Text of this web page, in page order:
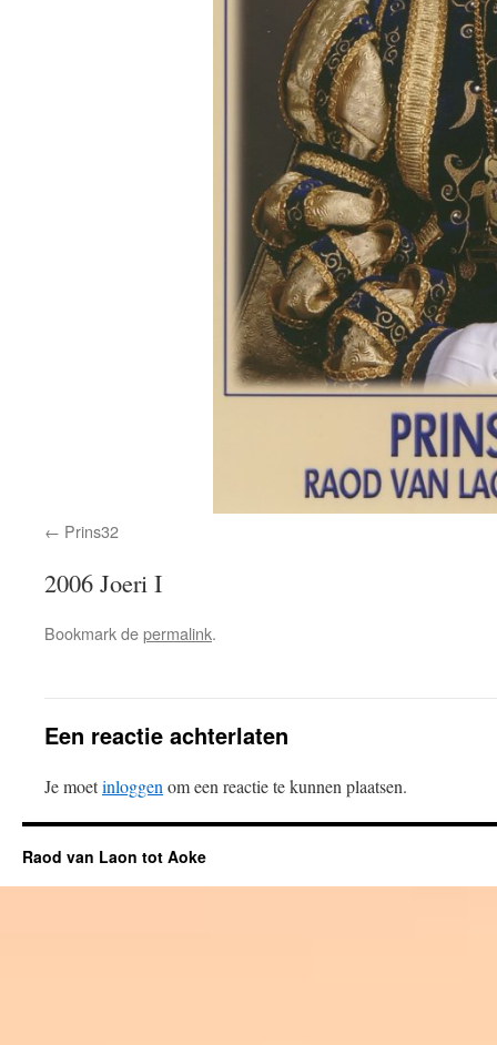
Prins32
2006 Joeri I
Bookmark depermalink.
Een reactie achterlaten
Je moetinloggenom een reactie te kunnen plaatsen.
Raod van Laon tot Aoke